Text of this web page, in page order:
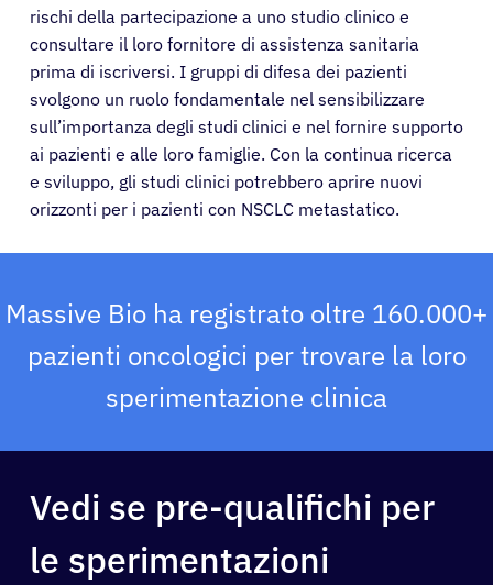
rischi della partecipazione a uno studio clinico e
consultare il loro fornitore di assistenza sanitaria
prima di iscriversi. I gruppi di difesa dei pazienti
svolgono un ruolo fondamentale nel sensibilizzare
sull’importanza degli studi clinici e nel fornire supporto
ai pazienti e alle loro famiglie. Con la continua ricerca
e sviluppo, gli studi clinici potrebbero aprire nuovi
orizzonti per i pazienti con NSCLC metastatico.
Massive Bio ha registrato oltre 160.000+
pazienti oncologici per trovare la loro
sperimentazione clinica
Vedi se pre-qualifichi per
le sperimentazioni